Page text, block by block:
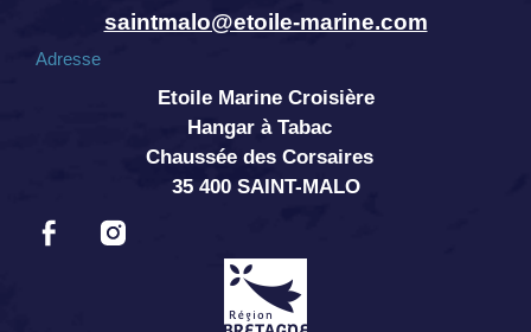
saintmalo@etoile-marine.com
Adresse
Etoile Marine Croisière
Hangar à Tabac
Chaussée des Corsaires
35 400 SAINT-MALO